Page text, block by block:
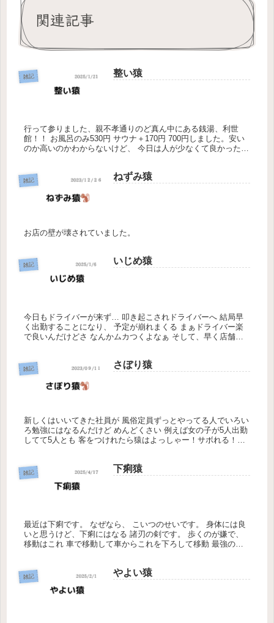
関連記事
雑記 整い猿
行って参りました、親不孝通りのど真ん中にある銭湯、利世
館！！ お風呂のみ530円 サウナ＋170円 700円しました。安い
のか高いのかわからないけど、 今日は人が少なくて良かった。
雑記 ねずみ猿
お店の壁が壊されていました。
雑記 いじめ猿
今日もドライバーが来ず… 叩き起こされドライバーへ 結局早
く出勤することになり、 予定が崩れまくる まぁドライバー楽
で良いんだけどさ なんかムカつくよなぁ そして、早く店舗来
雑記 さぼり猿
新しくはいいてきた社員が 風俗定員ずっとやってる人でいろい
ろ勉強にはなるんだけど めんどくさい 例えば女の子が5人出勤
してて5人とも 客をつけれたら猿はよっしゃー！サボれる！！
雑記 下痢猿
最近は下痢です。 なぜなら、 こいつのせいです。 身体には良
いと思うけど、下痢にはなる 諸刃の剣です。 歩くのが嫌で、
移動はこれ 車で移動して車からこれを下ろして移動 最強の歩
雑記 やよい猿